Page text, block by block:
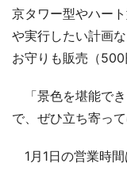
京タワー型やハー
や実行したい計画
お守りも販売（500
「景色を堪能で
で、ぜひ立ち寄っ
1月1日の営業時